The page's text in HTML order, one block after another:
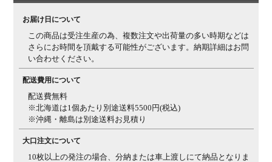
が合わなかったなど、お客様都合での返品・交換はでき
かねます。
■天然木の性
質について■
■詳細■ ※サムネイルも併せてご確認ください。
木目柄・色み
について
天然木ゆえに、一つとして同じ柄がないため、天板の色
み、明るさ、節の見え方などのご指定はできません。ま
ございます。天然木特有の個体差をお愉しみください。
天板にはウレタン塗装を施しておりますが(裏面は捨て
塗り)、樹種の違いや個体差によって、ざらつき感を感
じる場合がございます。天然木特有の質感としてご理解
お届け日について
この商品は受注生産の為、複数注文や出荷量の多い時期などは
さらにお時間を頂戴する可能性がございます。納期詳細はお問
い合わせください。
配送費用について
配送費無料
※北海道は1個あたり別途送料5500円(税込)
※沖縄・離島は別途送料お見積り
大口注文について
10枚以上の発注の場合、分納または車上渡しにて納品となりま